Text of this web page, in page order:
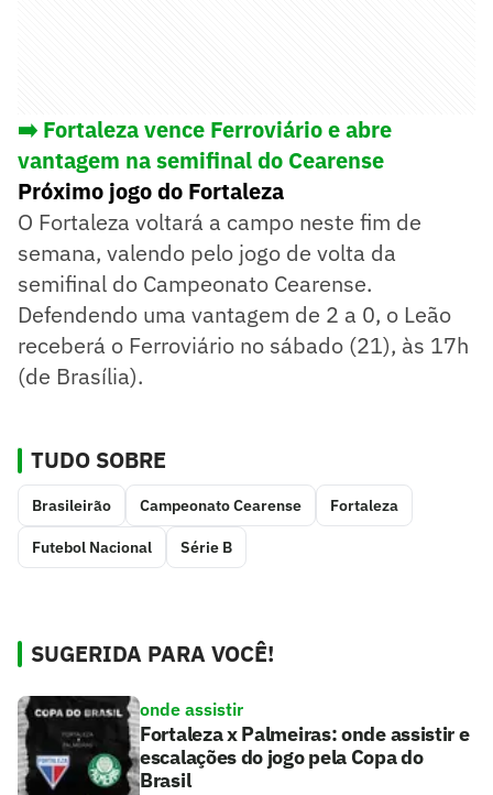
➡️ Fortaleza vence Ferroviário e abre
vantagem na semifinal do Cearense
Próximo jogo do Fortaleza
O Fortaleza voltará a campo neste fim de
semana, valendo pelo jogo de volta da
semifinal do Campeonato Cearense.
Defendendo uma vantagem de 2 a 0, o Leão
receberá o Ferroviário no sábado (21), às 17h
(de Brasília).
TUDO SOBRE
Brasileirão Campeonato Cearense Fortaleza
Futebol Nacional Série B
SUGERIDA PARA VOCÊ!
onde assistir
Fortaleza x Palmeiras: onde assistir e
escalações do jogo pela Copa do
Brasil